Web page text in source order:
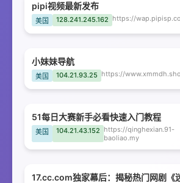
pipi视频最新发布
美国 128.241.245.162 https://
小妹妹导航
美国 104.21.93.25 https://
51每日大赛新手必看快速入门教程
美国 104.21.43.152 https://qinghexian.91-
baoliao.my
17.cc.com独家幕后：揭秘热门网剧《